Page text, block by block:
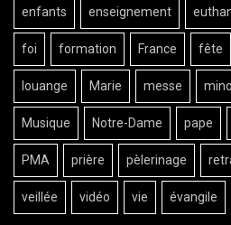
enfants enseignement
foi formation France fête
louange Marie messe
Musique Notre-Dame pape
PMA prière pèlerinage
veillée vidéo vie évangile